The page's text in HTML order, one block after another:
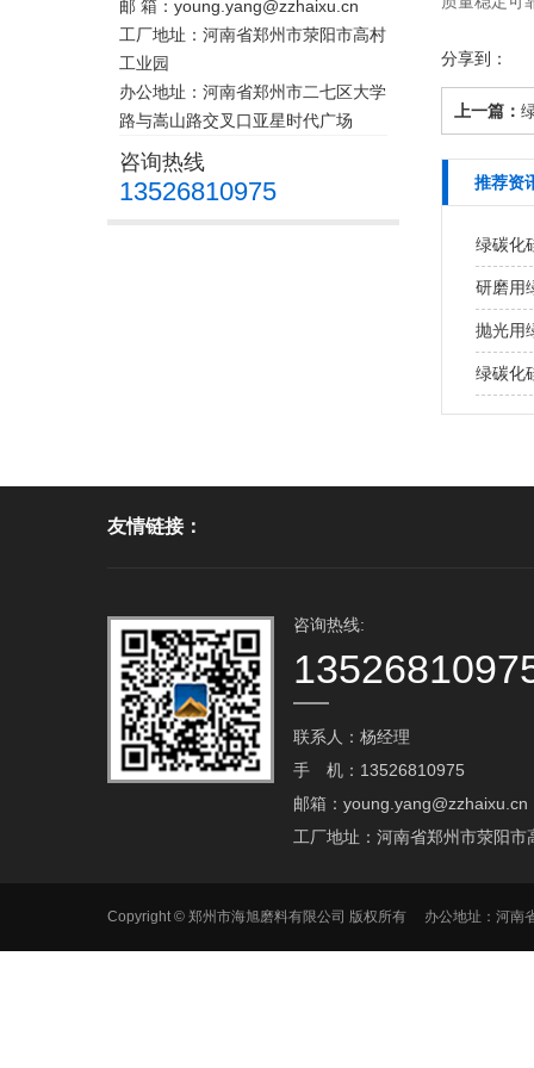
邮 箱：young.yang@zzhaixu.cn
工厂地址：河南省郑州市荥阳市高村
工业园
办公地址：河南省郑州市二七区大学
路与嵩山路交叉口亚星时代广场
咨询热线
13526810975
分享到：
上一篇：
推荐资
绿碳化
研磨用
抛光用
绿碳化
友情链接：
咨询热线:
联系人：杨经理
手 机：13526810975
邮箱：young.yang@zzhaixu.cn
工厂地址：河南省郑州市荥阳市
Copyright © 郑州市海旭磨料有限公司 版权所有 办公地址：河